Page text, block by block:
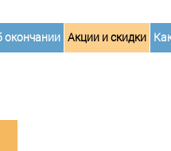
Акции и скидки